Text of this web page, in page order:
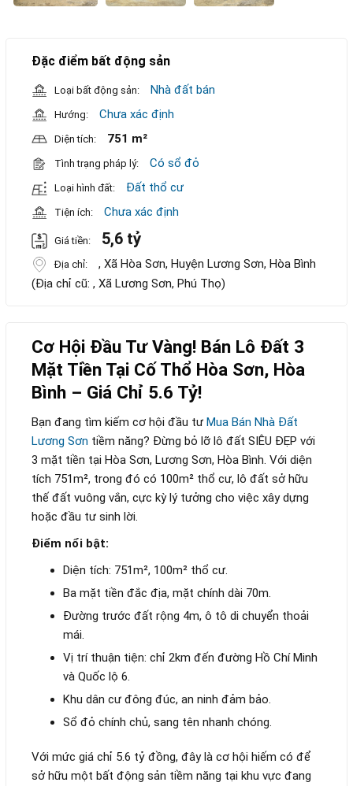
Đặc điểm bất động sản
Loại bất động sản: Nhà đất bán
Hướng: Chưa xác định
Diện tích: 751 m²
Tình trạng pháp lý: Có sổ đỏ
Loại hình đất: Đất thổ cư
Tiện ích: Chưa xác định
Giá tiền: 5,6 tỷ
Địa chỉ:
, Xã Hòa Sơn, Huyện Lương Sơn, Hòa Bình
(Địa chỉ cũ: , Xã Lương Sơn, Phú Thọ)
Cơ Hội Đầu Tư Vàng! Bán Lô Đất 3
Mặt Tiền Tại Cố Thổ Hòa Sơn, Hòa
Bình – Giá Chỉ 5.6 Tỷ!
Bạn đang tìm kiếm cơ hội đầu tư Mua Bán Nhà Đất
Lương Sơn tiềm năng? Đừng bỏ lỡ lô đất SIÊU ĐẸP với
3 mặt tiền tại Hòa Sơn, Lương Sơn, Hòa Bình. Với diện
tích 751m², trong đó có 100m² thổ cư, lô đất sở hữu
thế đất vuông vắn, cực kỳ lý tưởng cho việc xây dựng
hoặc đầu tư sinh lời.
Điểm nổi bật:
Diện tích: 751m², 100m² thổ cư.
Ba mặt tiền đắc địa, mặt chính dài 70m.
Đường trước đất rộng 4m, ô tô di chuyển thoải
mái.
Vị trí thuận tiện: chỉ 2km đến đường Hồ Chí Minh
và Quốc lộ 6.
Khu dân cư đông đúc, an ninh đảm bảo.
Sổ đỏ chính chủ, sang tên nhanh chóng.
Với mức giá chỉ 5.6 tỷ đồng, đây là cơ hội hiếm có để
sở hữu một bất động sản tiềm năng tại khu vực đang